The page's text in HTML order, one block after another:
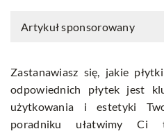
Artykuł sponsorowany
Zastanawiasz się, jakie
odpowiednich płytek jest
użytkowania i estetyki
poradniku ułatwimy Ci